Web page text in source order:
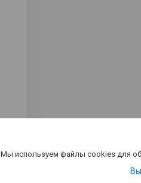
Мы используем файлы cookies для